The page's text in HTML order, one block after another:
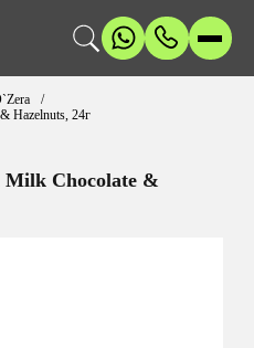
Hazelnuts, 24г
Milk Chocolate &